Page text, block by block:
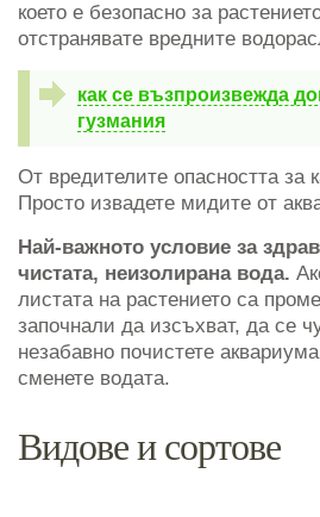
което е безопасно за
отстранявате вредните
как се възпроизвежда
гузмания
От вредителите опасността за
Просто извадете мидите от
Най-важното условие за
чистата, неизолирана вода.
листата на растението са
започнали да изсъхват, да се
незабавно почистете
сменете водата.
Видове и сортове